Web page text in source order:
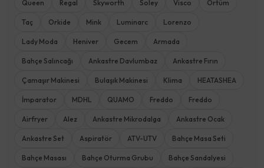
Queen Regal Skyworth Soley Visco Örtüm
Taç Orkide Mink Luminarc Lorenzo
Lady Moda Heniver Gecem Armada
Bahçe Salıncağı Ankastre Davlumbaz Ankastre Fırın
Çamaşır Makinesi Bulaşık Makinesi Klima HEATASHEA
İmparator MDHL QUAMO Freddo Freddo
Airfryer Alez Ankastre Mikrodalga Ankastre Ocak
Ankastre Set Aspiratör ATV-UTV Bahçe Masa Seti
Bahçe Masası Bahçe Oturma Grubu Bahçe Sandalyesi